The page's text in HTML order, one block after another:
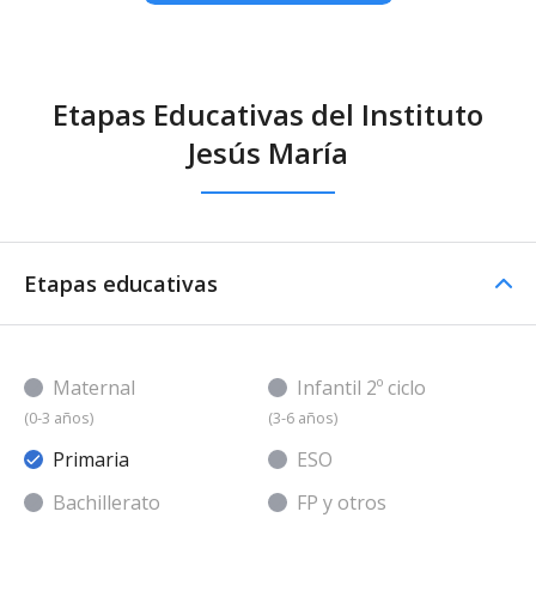
Etapas Educativas del Instituto
Jesús María
Etapas educativas
Maternal
(0-3 años)
Infantil 2º ciclo
(3-6 años)
Primaria
ESO
Bachillerato
FP y otros